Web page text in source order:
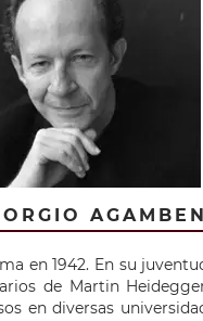
AGAMBEN
en 1942. En su
de Martin
en diversas